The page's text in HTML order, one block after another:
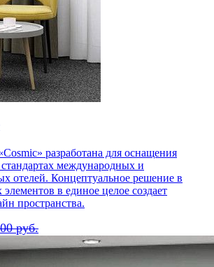
разработана для оснащения
международных и
отелей. Концептуальное решение в
в единое целое создает
пространства.
руб.